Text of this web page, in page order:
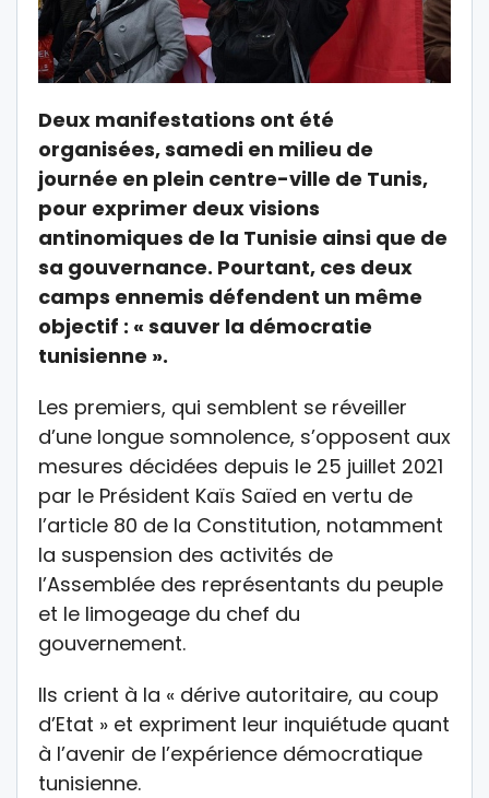
Deux manifestations ont été
organisées, samedi en milieu de
journée en plein centre-ville de Tunis,
pour exprimer deux visions
antinomiques de la Tunisie ainsi que de
sa gouvernance. Pourtant, ces deux
camps ennemis défendent un même
objectif : « sauver la démocratie
tunisienne ».
Les premiers, qui semblent se réveiller
d’une longue somnolence, s’opposent aux
mesures décidées depuis le 25 juillet 2021
par le Président Kaïs Saïed en vertu de
l’article 80 de la Constitution, notamment
la suspension des activités de
l’Assemblée des représentants du peuple
et le limogeage du chef du
gouvernement.
Ils crient à la « dérive autoritaire, au coup
d’Etat » et expriment leur inquiétude quant
à l’avenir de l’expérience démocratique
tunisienne.